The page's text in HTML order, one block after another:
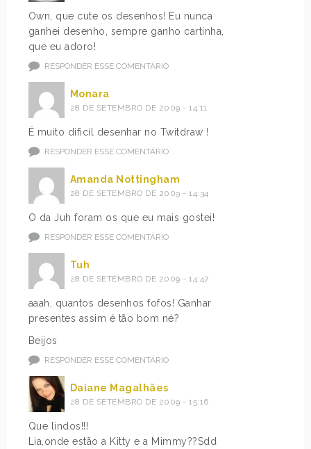
Own, que cute os desenhos! Eu nunca
ganhei desenho, sempre ganho cartinha,
que eu adoro!
RESPONDER ESSE COMENTÁRIO
Monara
28 DE SETEMBRO DE 2009 - 14:11
É muito dificil desenhar no Twitdraw !
RESPONDER ESSE COMENTÁRIO
Amanda Nottingham
28 DE SETEMBRO DE 2009 - 14:34
O da Juh foram os que eu mais gostei!
RESPONDER ESSE COMENTÁRIO
Tuh
28 DE SETEMBRO DE 2009 - 14:47
aaah, quantos desenhos fofos! Ganhar
presentes assim é tão bom né?
Beijos
RESPONDER ESSE COMENTÁRIO
Daiane Magalhães
28 DE SETEMBRO DE 2009 - 15:16
Que lindos!!!
Lia,onde estão a Kitty e a Mimmy??Sdd